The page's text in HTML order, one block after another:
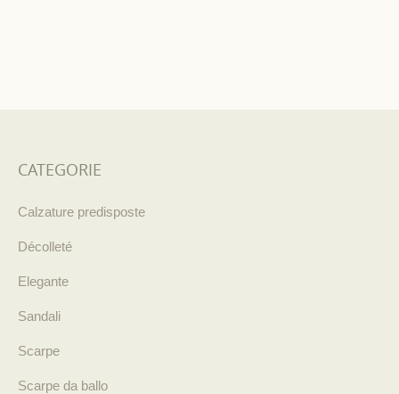
CATEGORIE
Calzature predisposte
Décolleté
Elegante
Sandali
Scarpe
Scarpe da ballo